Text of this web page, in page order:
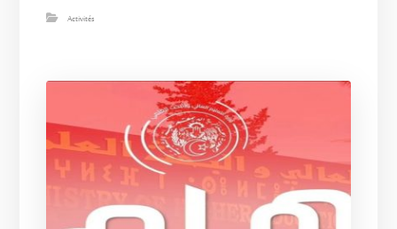
Activités